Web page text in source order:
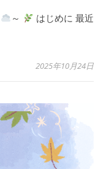
～
はじめに 最近
2025年10月24日